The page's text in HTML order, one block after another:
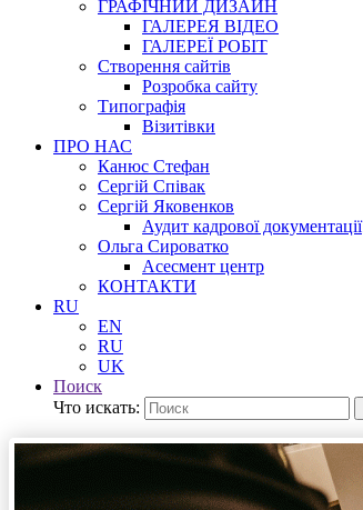
ГРАФІЧНИЙ ДИЗАЙН
ГАЛЕРЕЯ ВІДЕО
ГАЛЕРЕЇ РОБІТ
Створення сайтів
Розробка сайту
Типографія
Візитівки
ПРО НАС
Канюс Стефан
Сергій Співак
Сергій Яковенков
Аудит кадрової документації
Ольга Сироватко
Асесмент центр
КОНТАКТИ
RU
EN
RU
UK
Поиск
Что искать: